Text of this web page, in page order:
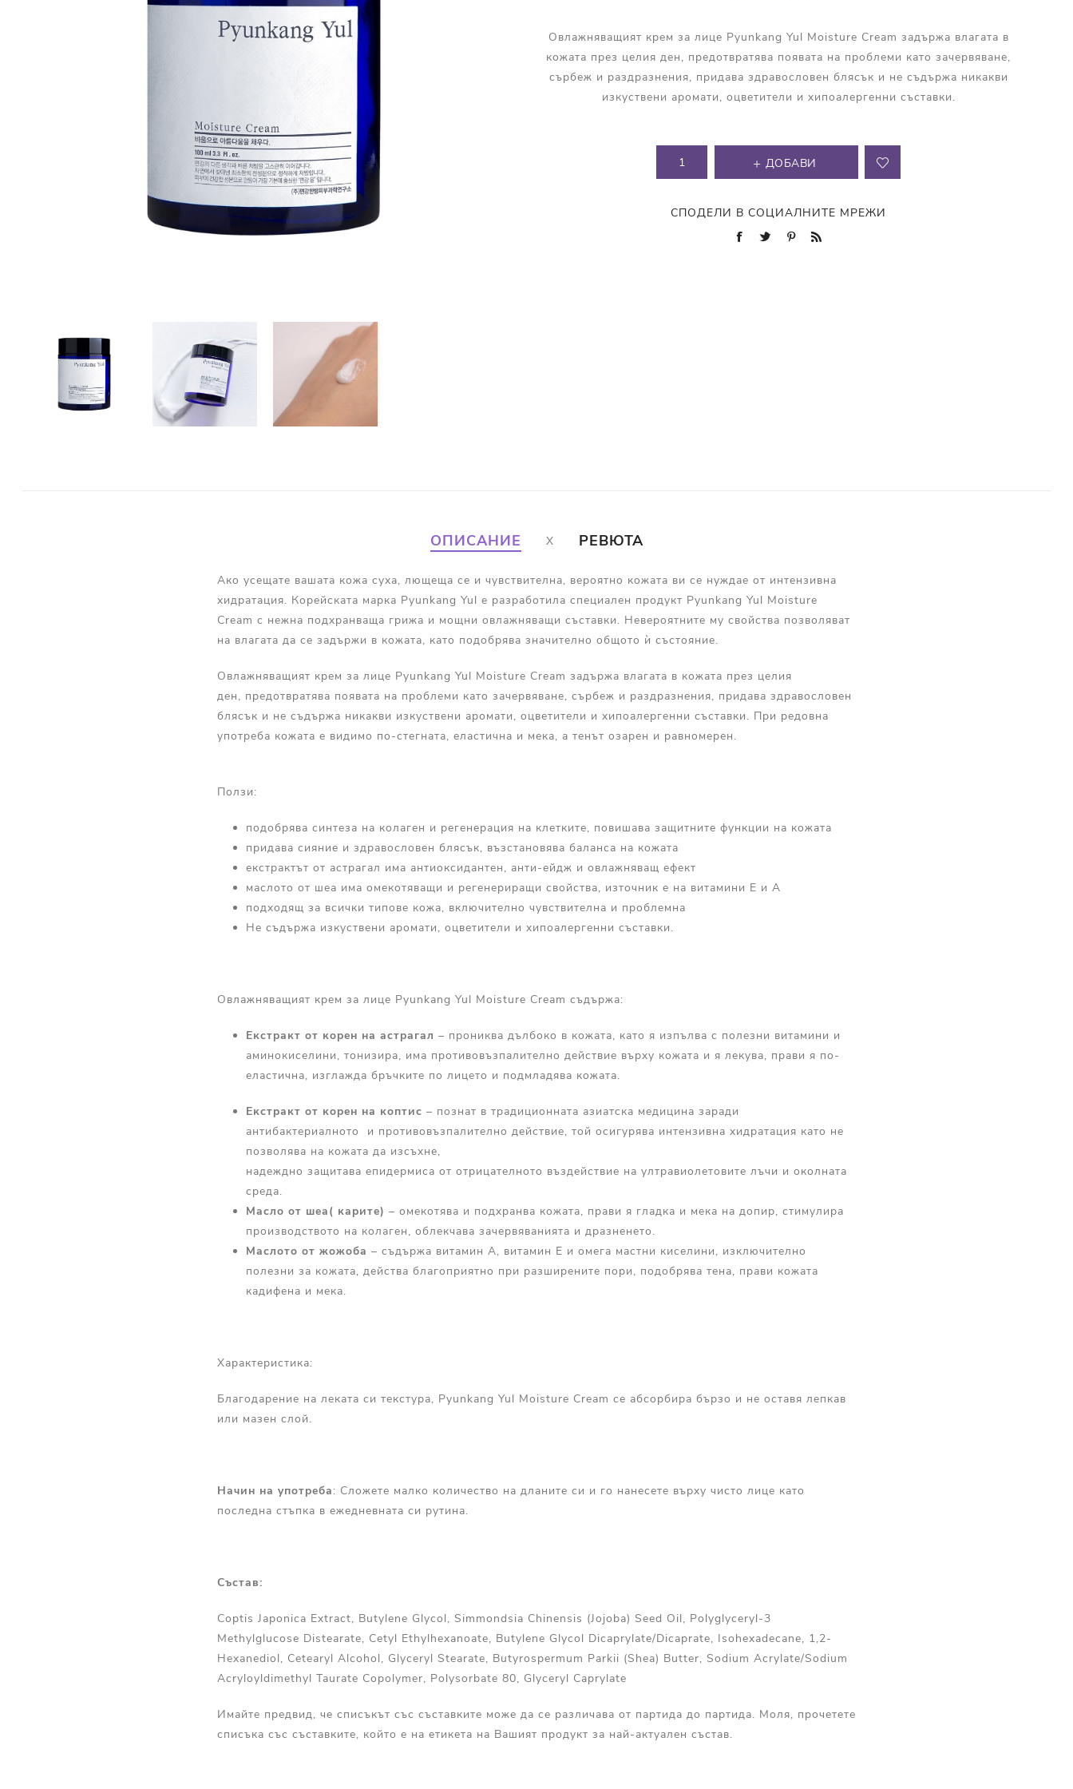
Комбинирана Кожа
Витамин С
Витамин Е
Муцин от Охлюв
Овлажняващият крем за лице Pyunkang Yul Moisture Cream задържа влагата в
кожата през целия ден, предотвратява появата на проблеми като зачервяване,
сърбеж и раздразнения, придава здравословен блясък и не съдържа никакви
изкуствени аромати, оцветители и хипоалергенни съставки.
ДОБАВИ
СПОДЕЛИ В СОЦИАЛНИТЕ МРЕЖИ
ОПИСАНИЕ РЕВЮТА
Ако усещате вашата кожа суха, лющеща се и чувствителна, вероятно кожата ви се нуждае от интензивна
хидратация. Корейската марка Pyunkang Yul е разработила специален продукт Pyunkang Yul Moisture
Cream с нежна подхранваща грижа и мощни овлажняващи съставки. Невероятните му свойства позволяват
на влагата да се задържи в кожата, като подобрява значително общото ѝ състояние.
Овлажняващият крем за лице Pyunkang Yul Moisture Cream задържа влагата в кожата през целия
ден, предотвратява появата на проблеми като зачервяване, сърбеж и раздразнения, придава здравословен
блясък и не съдържа никакви изкуствени аромати, оцветители и хипоалергенни съставки. При редовна
употреба кожата е видимо по-стегната, еластична и мека, а тенът озарен и равномерен.
Ползи:
подобрява синтеза на колаген и регенерация на клетките, повишава защитните функции на кожата
придава сияние и здравословен блясък, възстановява баланса на кожата
екстрактът от астрагал има антиоксидантен, анти-ейдж и овлажняващ ефект
маслото от шеа има омекотяващи и регенериращи свойства, източник е на витамини E и A
подходящ за всички типове кожа, включително чувствителна и проблемна
Не съдържа изкуствени аромати, оцветители и хипоалергенни съставки.
Овлажняващият крем за лице Pyunkang Yul Moisture Cream съдържа:
Екстракт от корен на астрагал – прониква дълбоко в кожата, като я изпълва с полезни витамини и
аминокиселини, тонизира, има противовъзпалително действие върху кожата и я лекува, прави я по-
еластична, изглажда бръчките по лицето и подмладява кожата.
Екстракт от корен на коптис – познат в традиционната азиатска медицина заради
антибактериалното и противовъзпалително действие, той осигурява интензивна хидратация като не
позволява на кожата да изсъхне,
надеждно защитава епидермиса от отрицателното въздействие на ултравиолетовите лъчи и околната
среда.
Масло от шеа( карите) – омекотява и подхранва кожата, прави я гладка и мека на допир, стимулира
производството на колаген, облекчава зачервяванията и дразненето.
Маслото от жожоба – съдържа витамин А, витамин Е и омега мастни киселини, изключително
полезни за кожата, действа благоприятно при разширените пори, подобрява тена, прави кожата
кадифена и мека.
Характеристика:
Благодарение на леката си текстура, Pyunkang Yul Moisture Cream се абсорбира бързо и не оставя лепкав
или мазен слой.
Начин на употреба: Сложете малко количество на дланите си и го нанесете върху чисто лице като
последна стъпка в ежедневната си рутина.
Състав:
Coptis Japonica Extract, Butylene Glycol, Simmondsia Chinensis (Jojoba) Seed Oil, Polyglyceryl-3
Methylglucose Distearate, Cetyl Ethylhexanoate, Butylene Glycol Dicaprylate/Dicaprate, Isohexadecane, 1,2-
Hexanediol, Cetearyl Alcohol, Glyceryl Stearate, Butyrospermum Parkii (Shea) Butter, Sodium Acrylate/Sodium
Acryloyldimethyl Taurate Copolymer, Polysorbate 80, Glyceryl Caprylate
Имайте предвид, че списъкът със съставките може да се различава от партида до партида. Моля, прочетете
списъка със съставките, който е на етикета на Вашият продукт за най-актуален състав.